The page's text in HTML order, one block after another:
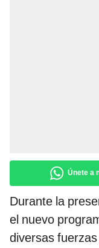
Únete a
Durante la
el nuevo
diversas